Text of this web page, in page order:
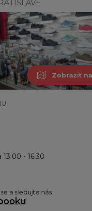
Zobraziť
- 16:30
a sledujte nás